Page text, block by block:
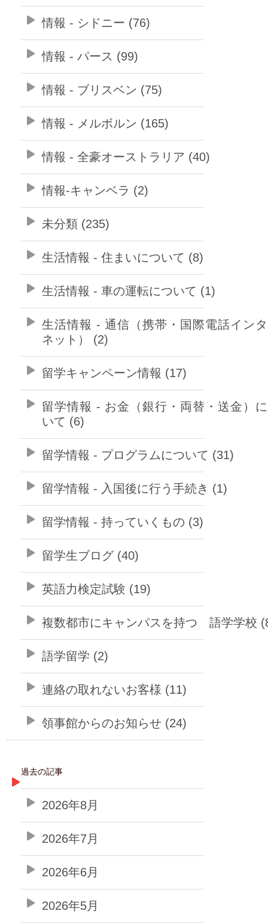
情報 - シドニー (76)
情報 - パース (99)
情報 - ブリスベン (75)
情報 - メルボルン (165)
情報 - 全豪オーストラリア (40)
情報-キャンベラ (2)
未分類 (235)
生活情報 - 住まいについて (8)
生活情報 - 車の運転について (1)
生活情報 - 通信（携帯・国際電話イン
ネット） (2)
留学キャンペーン情報 (17)
留学情報 - お金（銀行・両替・送金）
いて (6)
留学情報 - プログラムについて (31)
留学情報 - 入国後に行う手続き (1)
留学情報 - 持っていくもの (3)
留学生ブログ (40)
英語力検定試験 (19)
複数都市にキャンパスを持つ 語学学校
語学留学 (2)
連絡の取れないお客様 (11)
領事館からのお知らせ (24)
過去の記事
2026年8月
2026年7月
2026年6月
2026年5月